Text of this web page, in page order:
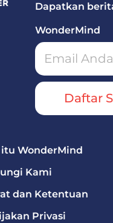
Dapatkan
WonderMind
Daftar
WonderMind
Kami
dan Ketentuan
Privasi